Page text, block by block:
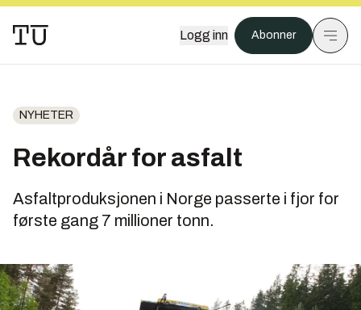
Logg inn Abonner
NYHETER
Rekordår for asfalt
Asfaltproduksjonen i Norge passerte i fjor for
første gang 7 millioner tonn.